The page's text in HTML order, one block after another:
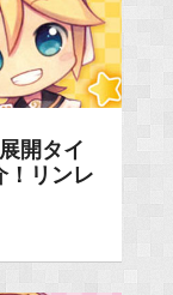
開タイ
！リンレ